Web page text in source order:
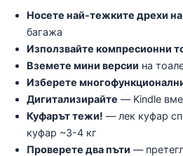
Носете най-тежките дрехи на
багажа
Използвайте компресионни
Вземете мини версии на
Изберете
Дигитализирайте — Kindle
Куфарът тежи! — лек куфар
куфар ~3-4 кг
Проверете два пъти —